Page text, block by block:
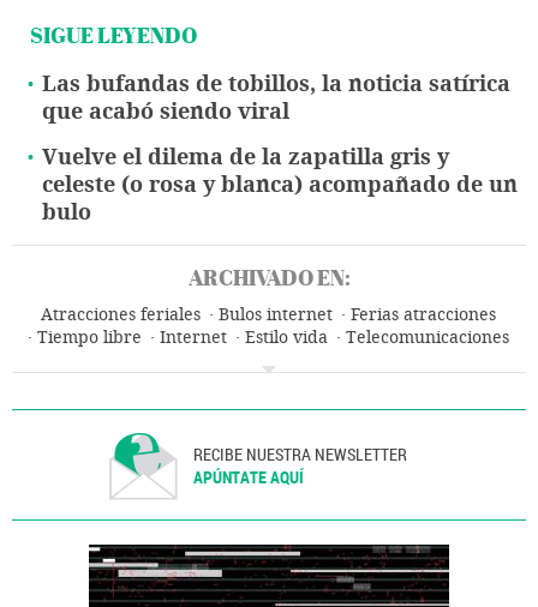
SIGUE LEYENDO
Las bufandas de tobillos, la noticia satírica
que acabó siendo viral
Vuelve el dilema de la zapatilla gris y
celeste (o rosa y blanca) acompañado de un
bulo
ARCHIVADO EN:
Atracciones feriales Bulos internet
Ferias atracciones
Tiempo libre
Internet Estilo vida
Telecomunicaciones
RECIBE NUESTRA NEWSLETTER
APÚNTATE AQUÍ